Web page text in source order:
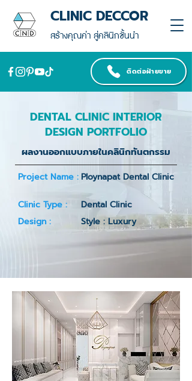
สร้างคุณค่า สู่คลินิกชั้นนำ
CLINIC DECCOR
ติดต่อฝ่ายขาย
DENTAL CLINIC INTERIOR
DESIGN PORTFOLIO
ผลงานออกแบบภายในคลินิกทันตกรรม
Project Name : Ploynapat Dental Clinic
Clinic Type :
Dental Clinic
Design :
Style : Luxury